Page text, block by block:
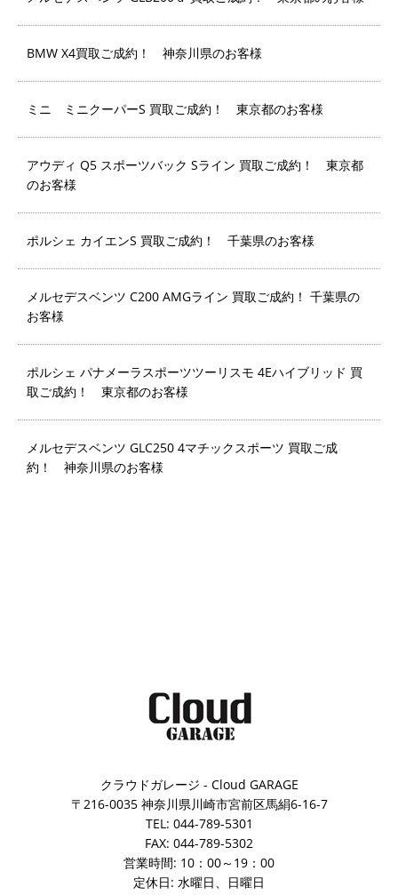
BMW X4買取ご成約！ 神奈川県のお客様
ミニ ミニクーパーS 買取ご成約！ 東京都のお客様
アウディ Q5 スポーツバック Sライン 買取ご成約！ 東京都
のお客様
ポルシェ カイエンS 買取ご成約！ 千葉県のお客様
メルセデスベンツ C200 AMGライン 買取ご成約！ 千葉県の
お客様
ポルシェ パナメーラスポーツツーリスモ 4Eハイブリッド 買
取ご成約！ 東京都のお客様
メルセデスベンツ GLC250 4マチックスポーツ 買取ご成
約！ 神奈川県のお客様
クラウドガレージ - Cloud GARAGE
〒216-0035 神奈川県川崎市宮前区馬絹6-16-7
TEL: 044-789-5301
FAX: 044-789-5302
営業時間: 10：00～19：00
定休日: 水曜日、日曜日